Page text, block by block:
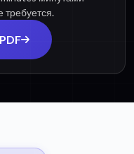
требуется.